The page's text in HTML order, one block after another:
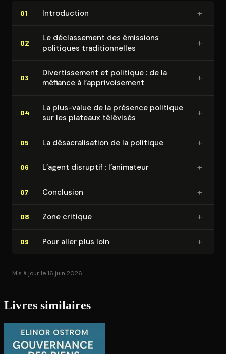
01 In­tro­duc­tion +
02
Le dé­clas­se­ment des émissions
politiques tra­di­tion­nelles
+
03
Di­ver­tis­se­ment et politique : de la
méfiance à l’ap­pri­voi­se­ment
+
04
La plus-value de la présence politique
sur les plateaux télévisés
+
05 La dé­sa­cra­li­sa­tion de la politique +
06 L’agent disruptif : l’animateur +
07 Conclusion +
08 Zone critique +
09 Pour aller plus loin +
Mis à jour le 16 juin 2026
Livres similaires